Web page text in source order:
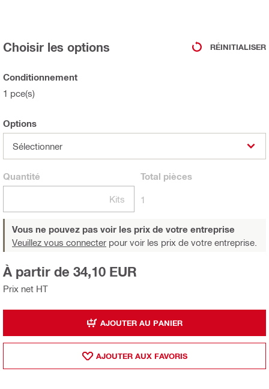
Choisir les options RÉINITIALISER
Conditionnement
1 pce(s)
Options
Sélectionner
Quantité
Kits
Total pièces
1
Vous ne pouvez pas voir les prix de votre entreprise
Veuillez vous connecter pour voir les prix de votre entreprise.
Prix net HT
À partir de 34,10 EUR
AJOUTER AU PANIER
AJOUTER AUX FAVORIS